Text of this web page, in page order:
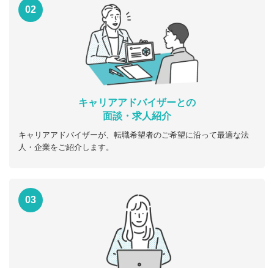
02
キャリアアドバイザーとの
面談・求人紹介
キャリアアドバイザーが、転職希望者のご希望に沿って最適な法
人・企業をご紹介します。
03